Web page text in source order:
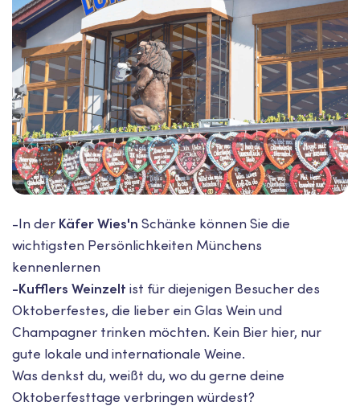
-In der Käfer Wies'n Schänke können Sie die
wichtigsten Persönlichkeiten Münchens
kennenlernen
-Kufflers Weinzelt ist für diejenigen Besucher des
Oktoberfestes, die lieber ein Glas Wein und
Champagner trinken möchten. Kein Bier hier, nur
gute lokale und internationale Weine.
Was denkst du, weißt du, wo du gerne deine
Oktoberfesttage verbringen würdest?